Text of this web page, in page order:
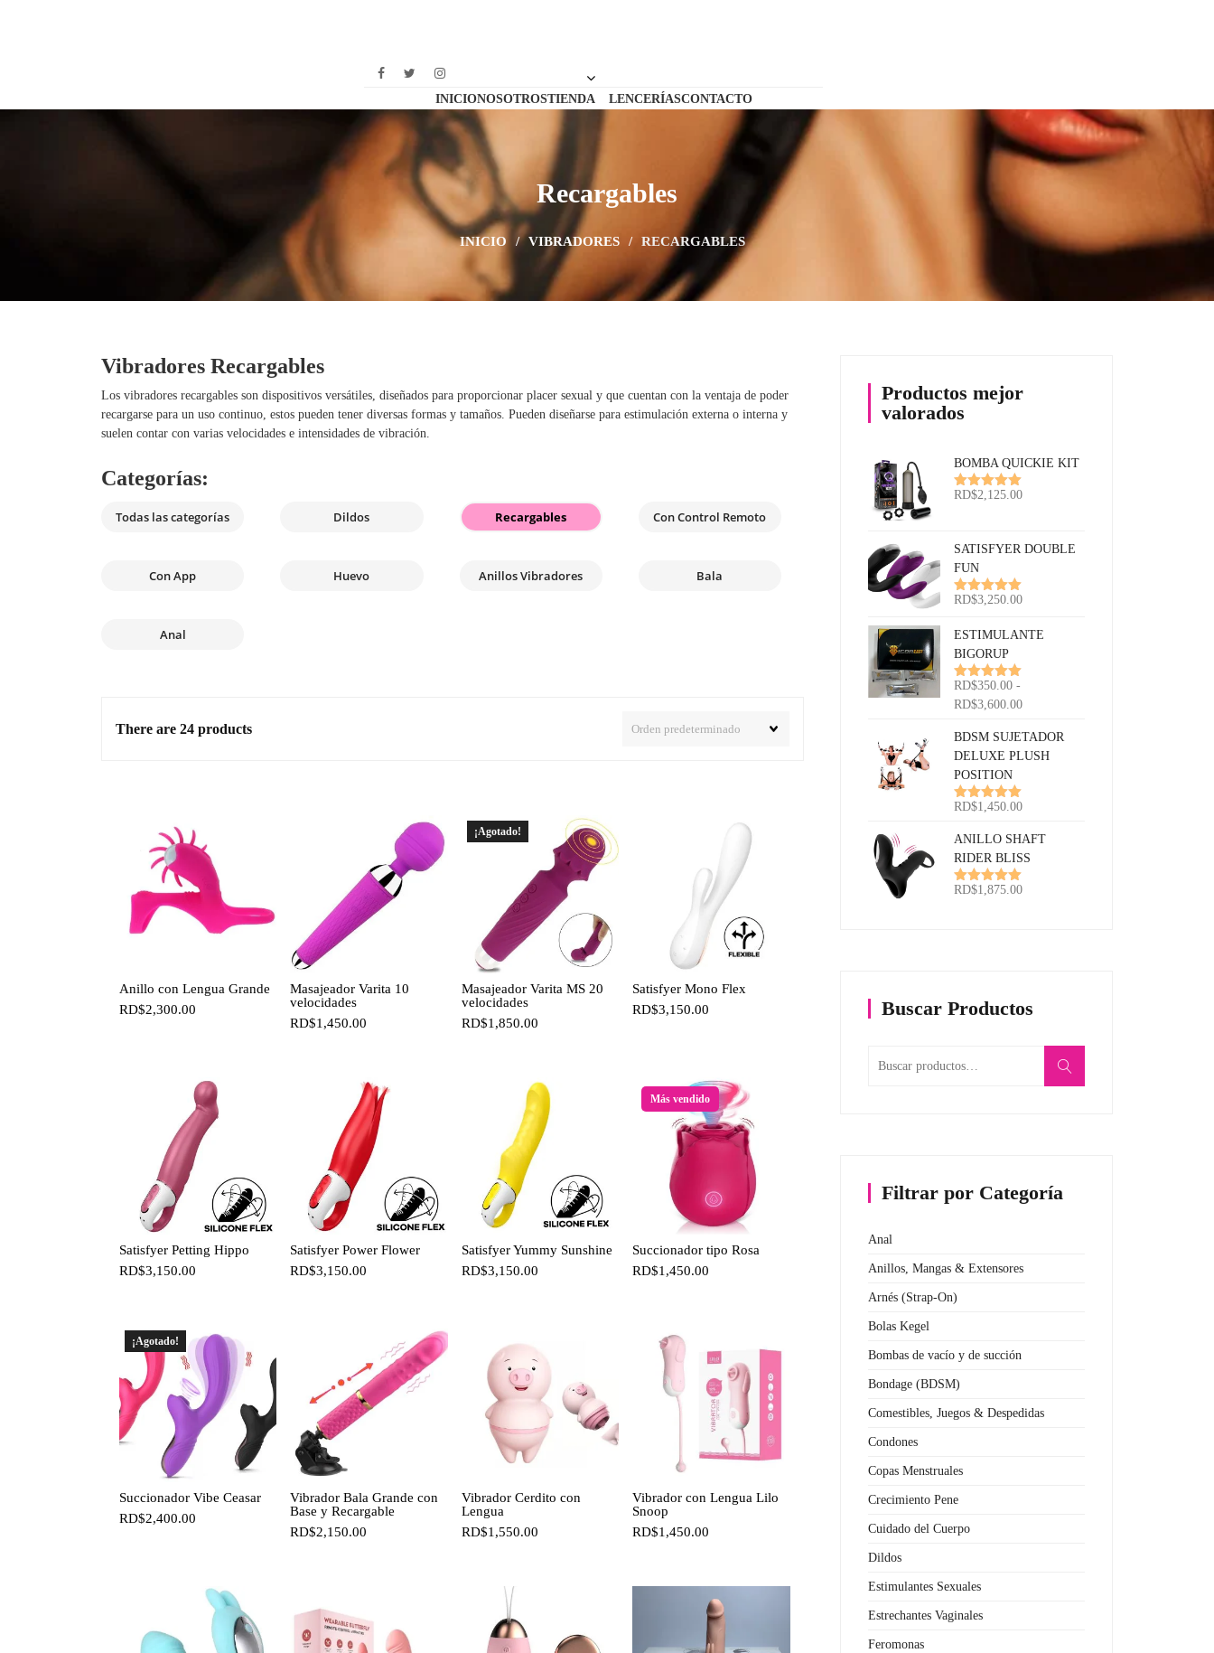
INICIONOSOTROSTIENDA LENCERÍASCONTACTO
Recargables
INICIO / VIBRADORES / RECARGABLES
Vibradores Recargables
Los vibradores recargables son dispositivos versátiles, diseñados para proporcionar placer sexual y que cuentan con la ventaja de poder
recargarse para un uso continuo, estos pueden tener diversas formas y tamaños. Pueden diseñarse para estimulación externa o interna y
suelen contar con varias velocidades e intensidades de vibración.
Categorías:
Todas las categorías Dildos Recargables Con Control Remoto
Con App Huevo Anillos Vibradores Bala
Anal
There are 24 products
Anillo con Lengua Grande
RD$2,300.00
Masajeador Varita 10
velocidades
RD$1,450.00
¡Agotado!
Masajeador Varita MS 20
velocidades
RD$1,850.00
Satisfyer Mono Flex
RD$3,150.00
Satisfyer Petting Hippo
RD$3,150.00
Satisfyer Power Flower
RD$3,150.00
Satisfyer Yummy Sunshine
RD$3,150.00
Más vendido
Succionador tipo Rosa
RD$1,450.00
¡Agotado!
Succionador Vibe Ceasar
RD$2,400.00
Vibrador Bala Grande con
Base y Recargable
RD$2,150.00
Vibrador Cerdito con
Lengua
RD$1,550.00
Vibrador con Lengua Lilo
Snoop
RD$1,450.00
Productos mejor
valorados
BOMBA QUICKIE KIT
Valorado
RD$2,125.00
SATISFYER DOUBLE
FUN
Valorado
5
RD$3,250.00
ESTIMULANTE
BIGORUP
Valorado
con5.00de
RD$350.00 -
RD$3,600.00Rango
precios:
desde
BDSM SUJETADOR
DELUXE PLUSH
POSITION
Valorado
5
RD$1,450.00
ANILLO SHAFT
RIDER BLISS
Valorado
RD$1,875.00
Buscar Productos
Filtrar por Categoría
Anal
Anillos, Mangas & Extensores
Arnés (Strap-On)
Bolas Kegel
Bombas de vacío y de succión
Bondage (BDSM)
Comestibles, Juegos & Despedidas
Condones
Copas Menstruales
Crecimiento Pene
Cuidado del Cuerpo
Dildos
Estimulantes Sexuales
Estrechantes Vaginales
Feromonas